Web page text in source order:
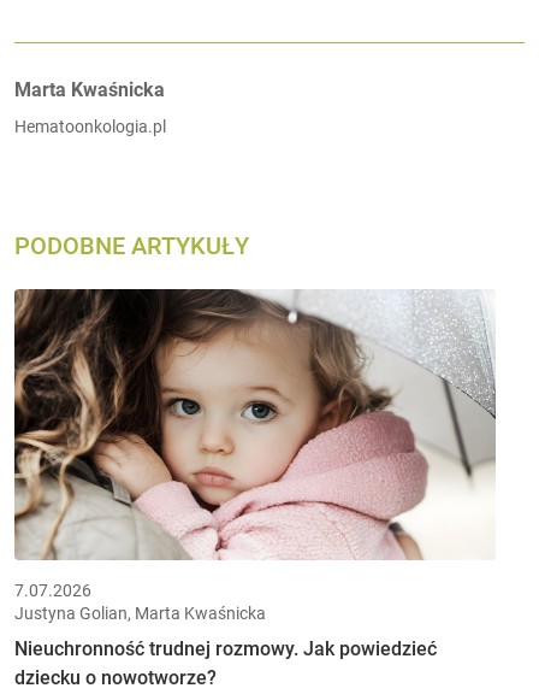
Autorzy:
Marta Kwaśnicka
Hematoonkologia.pl
PODOBNE ARTYKUŁY
7.07.2026
Justyna Golian, Marta Kwaśnicka
Nieuchronność trudnej rozmowy. Jak powiedzieć
dziecku o nowotworze?